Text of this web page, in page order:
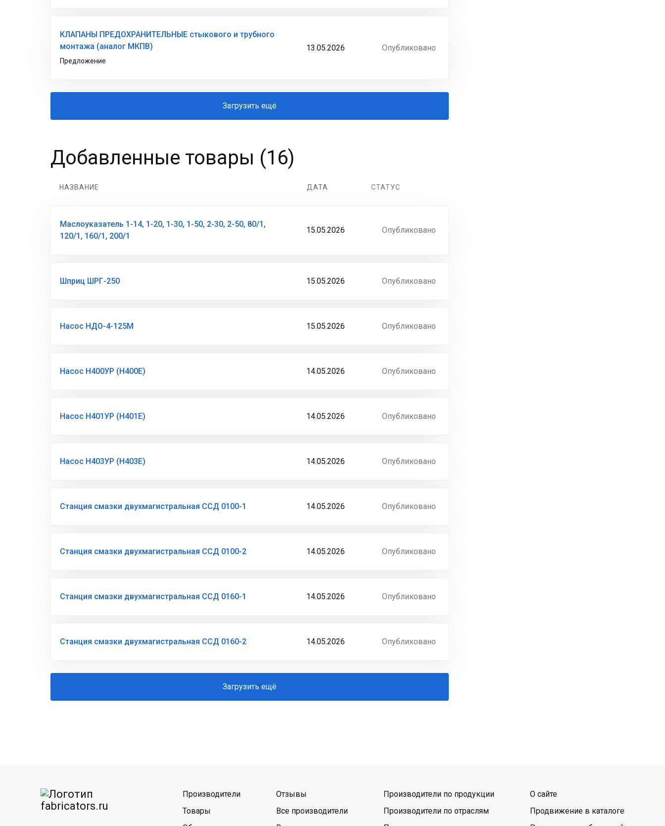
КЛАПАНЫ ПРЕДОХРАНИТЕЛЬНЫЕ стыкового и трубного
монтажа (аналог МКПВ)
Предложение
13.05.2026 Опубликовано
Загрузить ещё
Добавленные товары (16)
НАЗВАНИЕ ДАТА СТАТУС
Маслоуказатель 1-14, 1-20, 1-30, 1-50, 2-30, 2-50, 80/1,
120/1, 160/1, 200/1
15.05.2026 Опубликовано
Шприц ШРГ-250 15.05.2026 Опубликовано
Насос НДО-4-125М 15.05.2026 Опубликовано
Насос Н400УР (Н400Е) 14.05.2026 Опубликовано
Насос Н401УР (Н401Е) 14.05.2026 Опубликовано
Насос Н403УР (Н403Е) 14.05.2026 Опубликовано
Станция смазки двухмагистральная ССД 0100-1 14.05.2026 Опубликовано
Станция смазки двухмагистральная ССД 0100-2 14.05.2026 Опубликовано
Станция смазки двухмагистральная ССД 0160-1 14.05.2026 Опубликовано
Станция смазки двухмагистральная ССД 0160-2 14.05.2026 Опубликовано
Загрузить ещё
Производители
Товары
Отзывы
Все производители
Производители по продукции
Производители по отраслям
О сайте
Продвижение в каталоге